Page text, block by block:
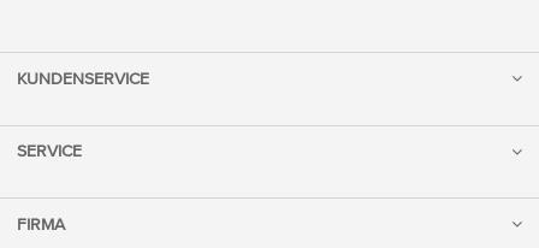
KUNDENSERVICE
SERVICE
FIRMA